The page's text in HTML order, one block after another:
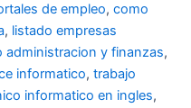
de empleo, como
, listado empresas
administracion y finanzas,
informatico, trabajo
informatico en ingles,